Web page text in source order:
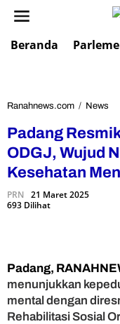
Beranda
Ranahnews.com / News
a
g
a
n
P
a
Padang
ODGJ, Wujud
Kesehatan
PRN 21 Maret 2025
693 Dilihat
Padang,
menunjukkan
mental dengan
Rehabilitasi Sosial